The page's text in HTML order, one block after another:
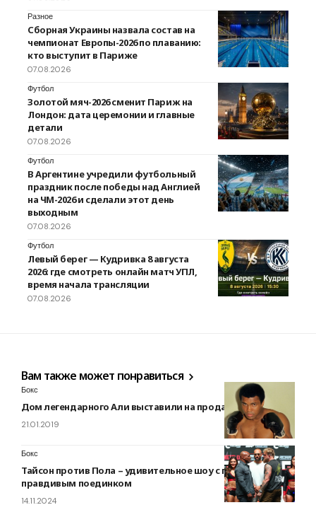
Разное
Сборная Украины назвала состав на
чемпионат Европы-2026 по плаванию:
кто выступит в Париже
07.08.2026
Футбол
Золотой мяч-2026 сменит Париж на
Лондон: дата церемонии и главные
детали
07.08.2026
Футбол
В Аргентине учредили футбольный
праздник после победы над Англией
на ЧМ-2026 и сделали этот день
выходным
07.08.2026
Футбол
Левый берег — Кудривка 8 августа
2026: где смотреть онлайн матч УПЛ,
время начала трансляции
07.08.2026
Вам также может понравиться
Бокс
Дом легендарного Али выставили на продажу. ФОТО
21.01.2019
Бокс
Тайсон против Пола – удивительное шоу с потенциально
правдивым поединком
14.11.2024